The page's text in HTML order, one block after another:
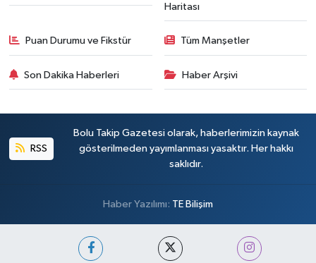
Haritası
Puan Durumu ve Fikstür Tüm Manşetler
Son Dakika Haberleri Haber Arşivi
RSS
Bolu Takip Gazetesi olarak, haberlerimizin kaynak
gösterilmeden yayımlanması yasaktır. Her hakkı
saklıdır.
Haber Yazılımı: TE Bilişim